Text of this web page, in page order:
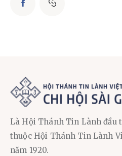
Là Hội Thánh Tin Lành đầu
thuộc Hội Thánh Tin Lành
năm 1920.